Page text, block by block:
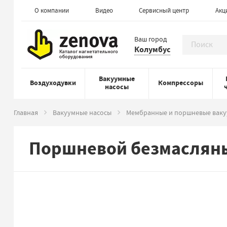
О компании Видео Сервисный центр
Ваш город
Колумбус
Воздуходувки
Вакуумные
насосы
Компрессоры
Главная Вакуумные насосы Мембранные и поршневые
Поршневой